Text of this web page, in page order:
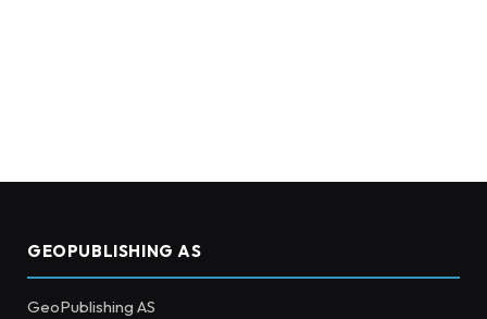
GEOPUBLISHING AS
GeoPublishing AS